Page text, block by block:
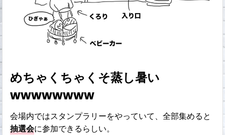
めちゃくちゃくそ蒸し暑い
wwwwwwww
会場内ではスタンプラリーをやっていて、全部集めると
抽選会に参加できるらしい。